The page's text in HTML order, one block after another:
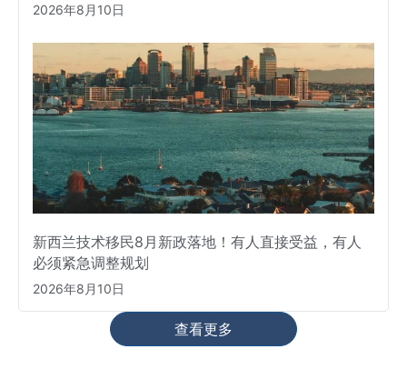
2026年8月10日
新西兰技术移民8月新政落地！有人直接受益，有人
必须紧急调整规划
2026年8月10日
查看更多